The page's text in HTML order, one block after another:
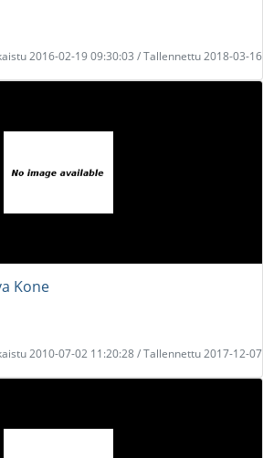
2016-02-19 09:30:03 / Tallennettu 2018-03-16
Kone
2010-07-02 11:20:28 / Tallennettu 2017-12-07